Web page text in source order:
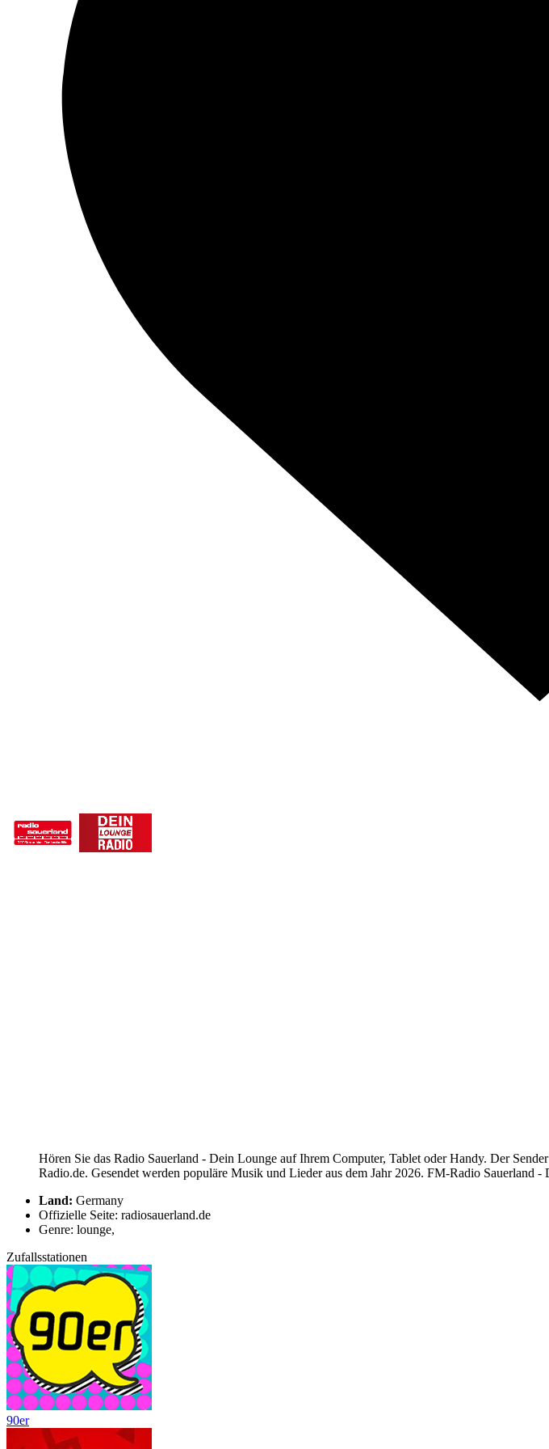
Hören Sie das Radio Sauerland - Dein Lounge auf Ihrem Computer, Tablet oder Handy. Der
Radio.de. Gesendet werden populäre Musik und Lieder aus dem Jahr 2026. FM-Radio
Land: Germany
Offizielle Seite: radiosauerland.de
Genre: lounge,
Zufallsstationen
90er